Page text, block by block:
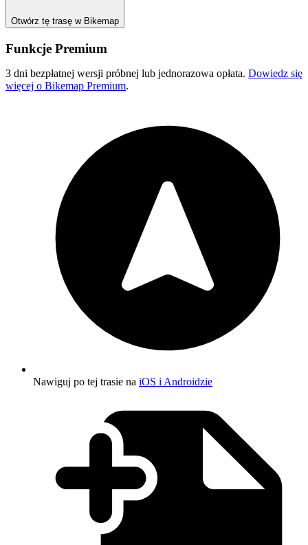
Otwórz tę trasę w Bikemap
Funkcje Premium
3 dni bezpłatnej wersji próbnej lub jednorazowa opłata. Dowiedz się
więcej o Bikemap Premium.
Nawiguj po tej trasie na iOS i Androidzie